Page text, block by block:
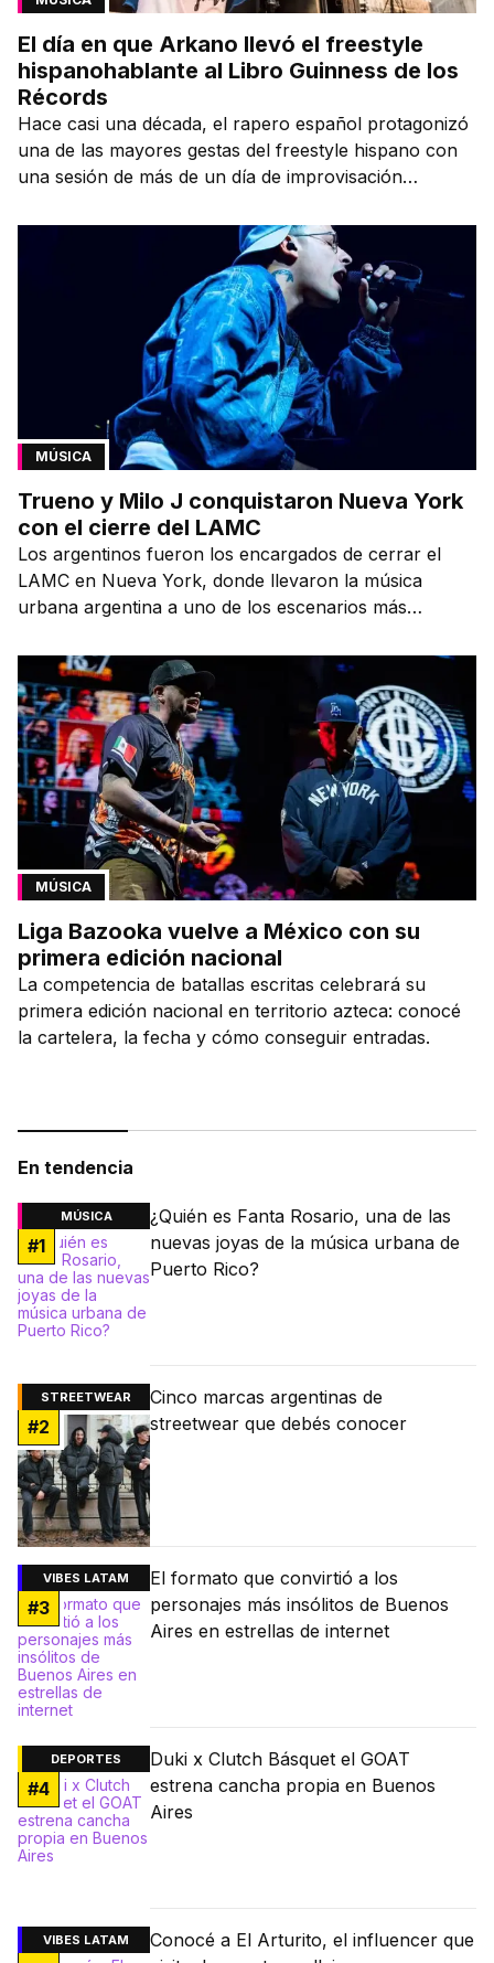
El día en que Arkano llevó el freestyle
hispanohablante al Libro Guinness de los
Récords
Hace casi una década, el rapero español protagonizó
una de las mayores gestas del freestyle hispano con
una sesión de más de un día de improvisación
MÚSICA
Trueno y Milo J conquistaron Nueva York
con el cierre del LAMC
Los argentinos fueron los encargados de cerrar el
LAMC en Nueva York, donde llevaron la música
urbana argentina a uno de los escenarios más
MÚSICA
Liga Bazooka vuelve a México con su
primera edición nacional
La competencia de batallas escritas celebrará su
primera edición nacional en territorio azteca: conocé
la cartelera, la fecha y cómo conseguir entradas.
En tendencia
MÚSICA
#1
¿Quién es Fanta Rosario, una de las
nuevas joyas de la música urbana de
Puerto Rico?
STREETWEAR
#2
Cinco marcas argentinas de
streetwear que debés conocer
VIBES LATAM
#3
El formato que convirtió a los
personajes más insólitos de Buenos
Aires en estrellas de internet
DEPORTES
#4
Duki x Clutch Básquet el GOAT
estrena cancha propia en Buenos
Aires
VIBES LATAM
Conocé a El Arturito, el influencer que